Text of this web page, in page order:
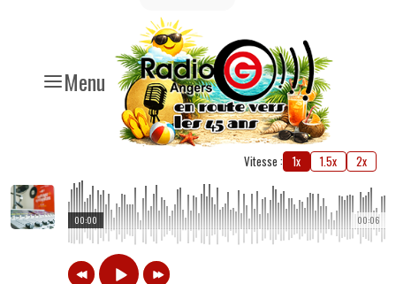
Menu
Vitesse : 1x 1.5x 2x
00:06
00:00